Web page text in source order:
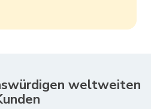
weltweiten